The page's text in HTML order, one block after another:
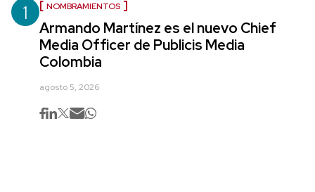
1 NOMBRAMIENTOS
Armando Martínez es el nuevo Chief
Media Officer de Publicis Media
Colombia
agosto 5, 2026